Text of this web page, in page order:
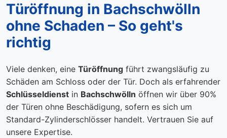
Türöffnung in Bachschwölln
ohne Schaden – So geht's
richtig
Viele denken, eine Türöffnung führt zwangsläufig zu
Schäden am Schloss oder der Tür. Doch als erfahrender
Schlüsseldienst in Bachschwölln öffnen wir über 90%
der Türen ohne Beschädigung, sofern es sich um
Standard-Zylinderschlösser handelt. Vertrauen Sie auf
unsere Expertise.